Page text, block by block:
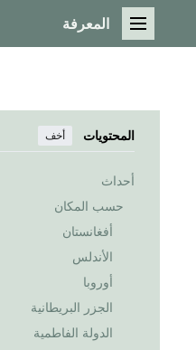
القائمة الرئيسية
المعرفة
المحتويات أخف
أحداث
حسب المكان
أفغانستان
الأندلس
أوروبا
الجزر البريطانية
الدولة الفاطمية